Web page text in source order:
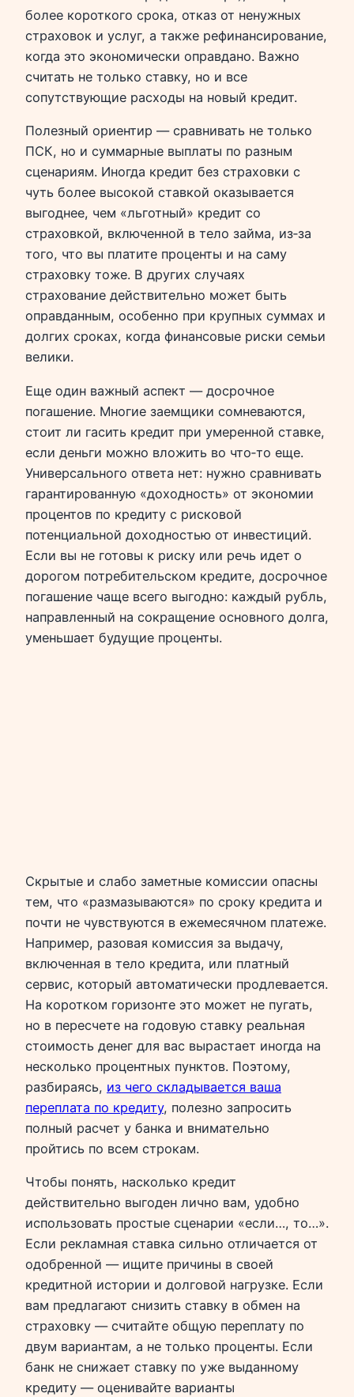
более короткого срока, отказ от ненужных
страховок и услуг, а также рефинансирование,
когда это экономически оправдано. Важно
считать не только ставку, но и все
сопутствующие расходы на новый кредит.
Полезный ориентир — сравнивать не только
ПСК, но и суммарные выплаты по разным
сценариям. Иногда кредит без страховки с
чуть более высокой ставкой оказывается
выгоднее, чем «льготный» кредит со
страховкой, включенной в тело займа, из‑за
того, что вы платите проценты и на саму
страховку тоже. В других случаях
страхование действительно может быть
оправданным, особенно при крупных суммах и
долгих сроках, когда финансовые риски семьи
велики.
Еще один важный аспект — досрочное
погашение. Многие заемщики сомневаются,
стоит ли гасить кредит при умеренной ставке,
если деньги можно вложить во что‑то еще.
Универсального ответа нет: нужно сравнивать
гарантированную «доходность» от экономии
процентов по кредиту с рисковой
потенциальной доходностью от инвестиций.
Если вы не готовы к риску или речь идет о
дорогом потребительском кредите, досрочное
погашение чаще всего выгодно: каждый рубль,
направленный на сокращение основного долга,
уменьшает будущие проценты.
Скрытые и слабо заметные комиссии опасны
тем, что «размазываются» по сроку кредита и
почти не чувствуются в ежемесячном платеже.
Например, разовая комиссия за выдачу,
включенная в тело кредита, или платный
сервис, который автоматически продлевается.
На коротком горизонте это может не пугать,
но в пересчете на годовую ставку реальная
стоимость денег для вас вырастает иногда на
несколько процентных пунктов. Поэтому,
разбираясь, из чего складывается ваша
переплата по кредиту, полезно запросить
полный расчет у банка и внимательно
пройтись по всем строкам.
Чтобы понять, насколько кредит
действительно выгоден лично вам, удобно
использовать простые сценарии «если…, то…».
Если рекламная ставка сильно отличается от
одобренной — ищите причины в своей
кредитной истории и долговой нагрузке. Если
вам предлагают снизить ставку в обмен на
страховку — считайте общую переплату по
двум вариантам, а не только проценты. Если
банк не снижает ставку по уже выданному
кредиту — оценивайте варианты